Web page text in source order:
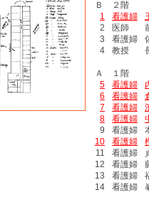
Ｂ ２階
1
看護婦
2
医師
3
看護婦
4
教授
Ａ １階
5
看護婦
6
看護婦
7
看護婦
8
看護婦
9
看護婦
10
看護婦
11
看護婦
12
看護婦
13
看護婦
14
看護婦